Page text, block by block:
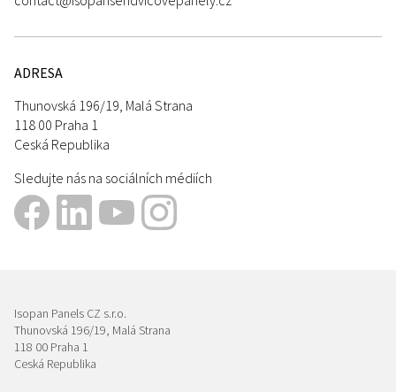
ADRESA
Thunovská 196/19, Malá Strana
118 00 Praha 1
Ceská Republika
Sledujte nás na sociálních médiích
Isopan Panels CZ s.r.o.
Thunovská 196/19, Malá Strana
118 00 Praha 1
Ceská Republika